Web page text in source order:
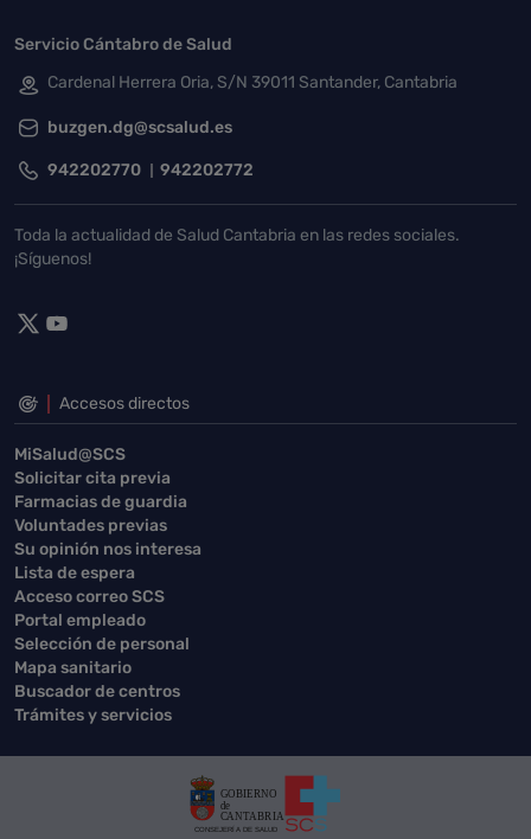
Servicio Cántabro de Salud
Cardenal Herrera Oria, S/N 39011 Santander, Cantabria
buzgen.dg@scsalud.es
942202770 942202772
Toda la actualidad de Salud Cantabria en las redes sociales.
¡Síguenos!
Accesos directos
MiSalud@SCS
Solicitar cita previa
Farmacias de guardia
Voluntades previas
Su opinión nos interesa
Lista de espera
Acceso correo SCS
Portal empleado
Selección de personal
Mapa sanitario
Buscador de centros
Trámites y servicios